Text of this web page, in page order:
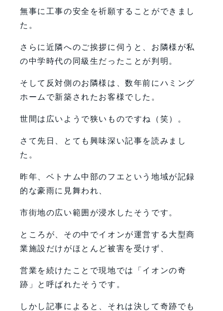
無事に工事の安全を祈願することができまし
た。
さらに近隣へのご挨拶に伺うと、お隣様が私
の中学時代の同級生だったことが判明。
そして反対側のお隣様は、数年前にハミング
ホームで新築されたお客様でした。
世間は広いようで狭いものですね（笑）。
さて先日、とても興味深い記事を読みまし
た。
昨年、ベトナム中部のフエという地域が記録
的な豪雨に見舞われ、
市街地の広い範囲が浸水したそうです。
ところが、その中でイオンが運営する大型商
業施設だけがほとんど被害を受けず、
営業を続けたことで現地では「イオンの奇
跡」と呼ばれたそうです。
しかし記事によると、それは決して奇跡でも